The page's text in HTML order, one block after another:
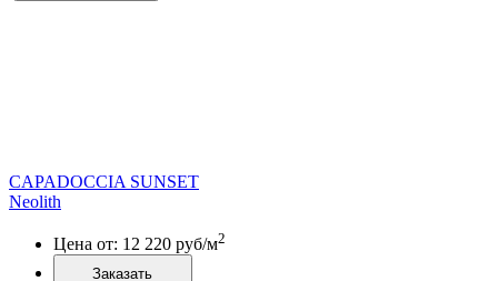
CAPADOCCIA SUNSET
Neolith
Цена от: 12 220 руб/м2
Заказать